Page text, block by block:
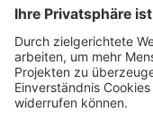
WWF Deutschland
Reinhardtstr. 18
10117 Berlin